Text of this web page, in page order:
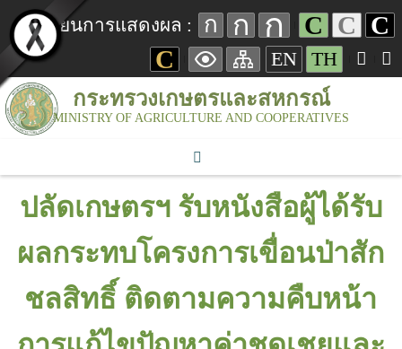
เปลี่ยนการแสดงผล : ก ก ก C C C
C
EN TH
กระทรวงเกษตรและสหกรณ์
MINISTRY OF AGRICULTURE AND COOPERATIVES
ปลัดเกษตรฯ รับหนังสือผู้ได้รับ
ผลกระทบโครงการเขื่อนป่าสัก
ชลสิทธิ์ ติดตามความคืบหน้า